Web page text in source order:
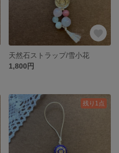
天然石ストラップ/雪小花
1,800円
残り1点